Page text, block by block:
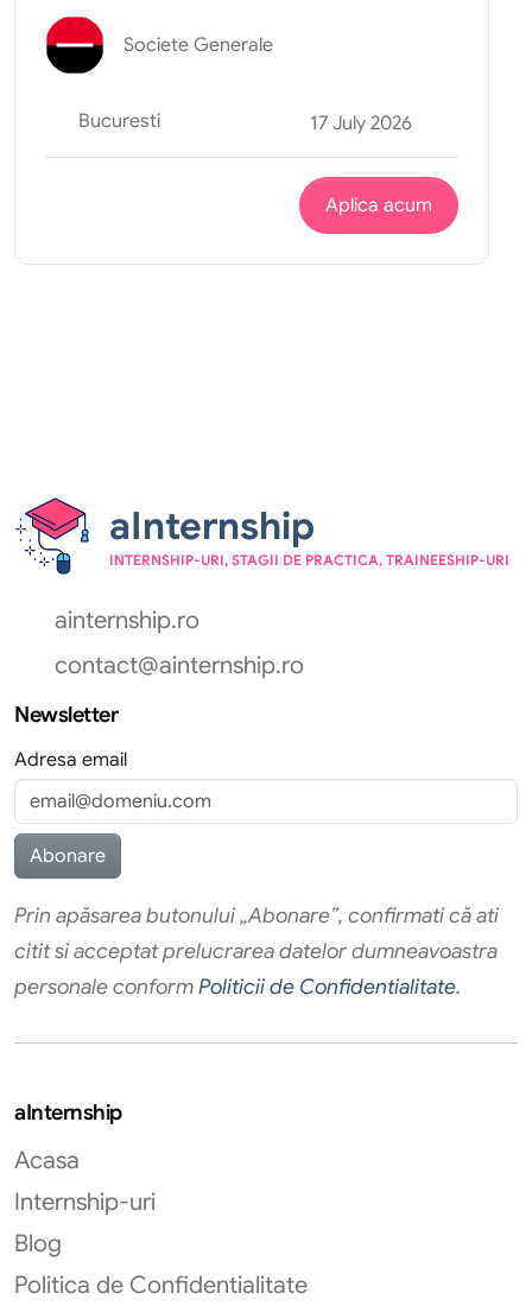
Societe Generale
Bucuresti 17 July 2026
Aplica acum
aInternship
INTERNSHIP-URI, STAGII DE PRACTICA, TRAINEESHIP-URI
ainternship.ro
contact@ainternship.ro
Newsletter
Adresa email
Prin apăsarea butonului „Abonare”, confirmati că ati
citit si acceptat prelucrarea datelor dumneavoastra
personale conformPoliticii de Confidentialitate.
aInternship
Acasa
Internship-uri
Blog
Politica de Confidentialitate